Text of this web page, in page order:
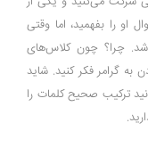
او را بفهمید، اما وقتی
چرا؟ چون کلاس‌های
گرامر فکر کنید. شاید
ترکیب صحیح کلمات را